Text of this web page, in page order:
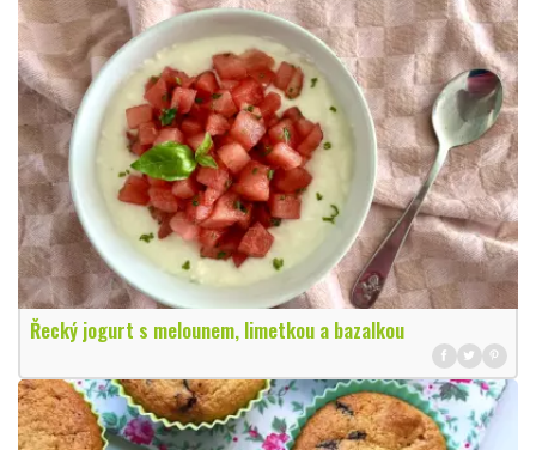
Řecký jogurt s melounem, limetkou a bazalkou